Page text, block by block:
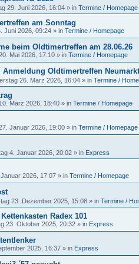
29. Juni 2026, 16:04 » in Termine / Homepage
am Sonntag
Juni 2026, 09:24 » in Termine / Homepage
beim Oldtimertreffen am 28.06.26
Mai 2026, 17:10 » in Termine / Homepage
Anmeldung Oldtimertreffen Neumarkt
26. März 2026, 16:04 » in Termine /
März 2026, 18:40 » in Termine / Homepage
Januar 2026, 19:00 » in Termine / Homepage
4. Januar 2026, 20:02 » in Express
2026, 17:07 » in Termine / Homepage
23. Dezember 2025, 15:08 » in Termine /
Radex 101
23. Oktober 2025, 20:32 » in Express
2025, 16:37 » in Express